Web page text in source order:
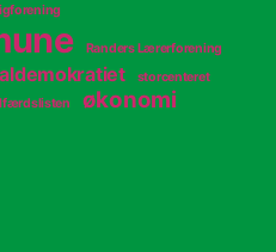
Randers Lærerforening
storcenteret
økonomi